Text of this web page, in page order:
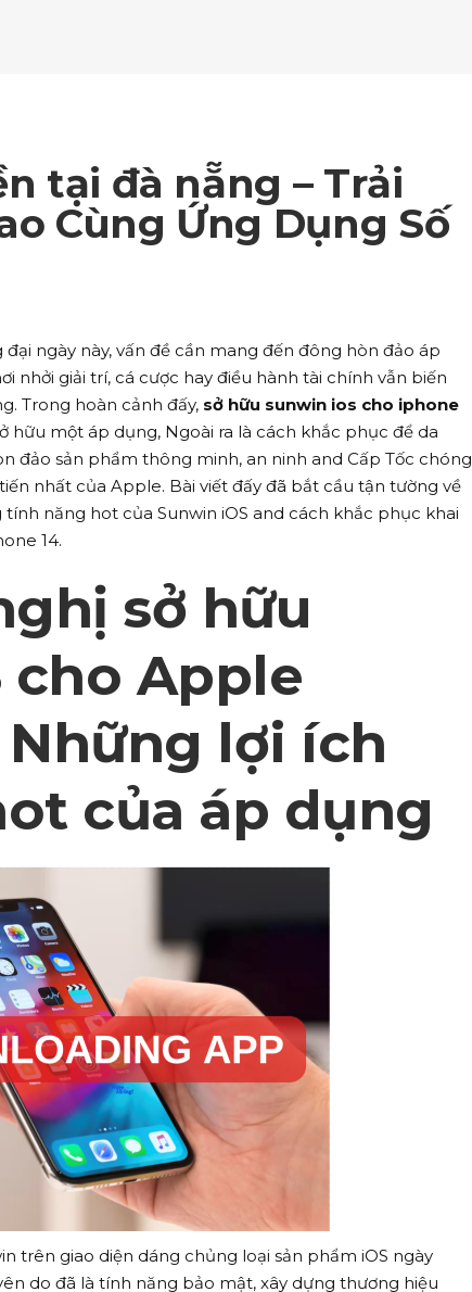
Video Button
Testimonials
Client Carousel
tại đà nẵng – Trải
Cùng Ứng Dụng Số
ngày này, vấn đề cần mang đến đông hòn đảo áp
nhởi giải trí, cá cược hay điều hành tài chính vẫn biến
Trong hoàn cảnh đấy, sở hữu sunwin ios cho iphone
hữu một áp dụng, Ngoài ra là cách khắc phục để da
đảo sản phẩm thông minh, an ninh and Cấp Tốc chóng
nhất của Apple. Bài viết đấy đã bắt cầu tận tường về
năng hot của Sunwin iOS and cách khắc phục khai
14.
sở hữu
cho Apple
Những lợi ích
của áp dụng
trên giao diện dáng chủng loại sản phẩm iOS ngày
do đã là tính năng bảo mật, xây dựng thương hiệu